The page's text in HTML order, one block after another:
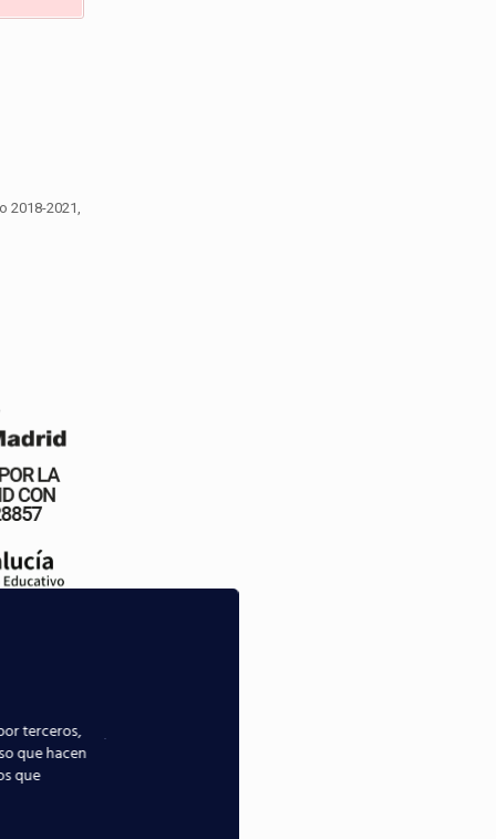
2018-2021,
terceros,
que hacen
que